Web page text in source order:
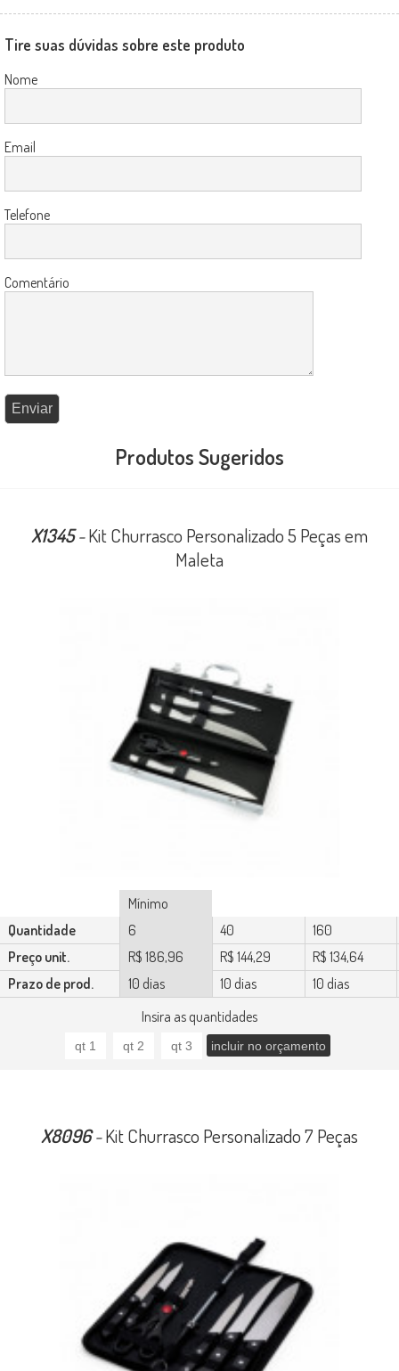
Tire suas dúvidas sobre este produto
Nome
Email
Telefone
Comentário
Produtos Sugeridos
Insira as quantidades
X1345-Kit Churrasco Personalizado 5 Peças em
Maleta
Mínimo
Quantidade
6 40
160
Preço unit.
R$ 186,96 R$ 144,29
R$ 134,64
Prazo de prod.
10 dias 10 dias 10 dias
X8096-Kit Churrasco Personalizado 7 Peças